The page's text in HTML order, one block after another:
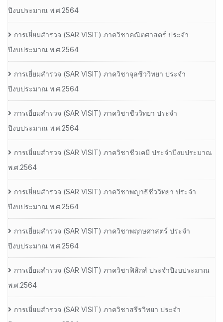
ปีงบประมาณ พ.ศ.2564
การเยี่ยมสํารวจ (SAR VISIT) ภาควิชาคณิตศาสตร์ ประจํา
ปีงบประมาณ พ.ศ.2564
การเยี่ยมสํารวจ (SAR VISIT) ภาควิชาจุลชีววิทยา ประจํา
ปีงบประมาณ พ.ศ.2564
การเยี่ยมสํารวจ (SAR VISIT) ภาควิชาชีววิทยา ประจํา
ปีงบประมาณ พ.ศ.2564
การเยี่ยมสํารวจ (SAR VISIT) ภาควิชาชีวเคมี ประจําปีงบประมาณ
พ.ศ.2564
การเยี่ยมสํารวจ (SAR VISIT) ภาควิชาพญาธิชีววิทยา ประจํา
ปีงบประมาณ พ.ศ.2564
การเยี่ยมสํารวจ (SAR VISIT) ภาควิชาพฤกษศาสตร์ ประจํา
ปีงบประมาณ พ.ศ.2564
การเยี่ยมสํารวจ (SAR VISIT) ภาควิชาฟิสิกส์ ประจําปีงบประมาณ
พ.ศ.2564
การเยี่ยมสํารวจ (SAR VISIT) ภาควิชาสรีรวิทยา ประจํา